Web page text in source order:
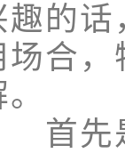
趣的
场合
先是